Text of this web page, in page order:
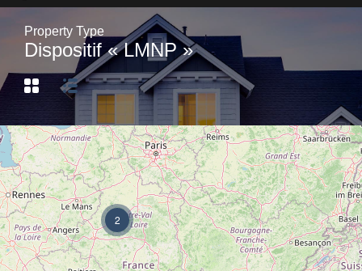
Property Type
Dispositif « LMNP »
2